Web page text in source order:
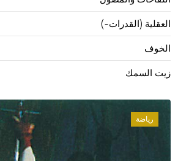
العقلية (القدرات-)
الخوف
زيت السمك
رياضة